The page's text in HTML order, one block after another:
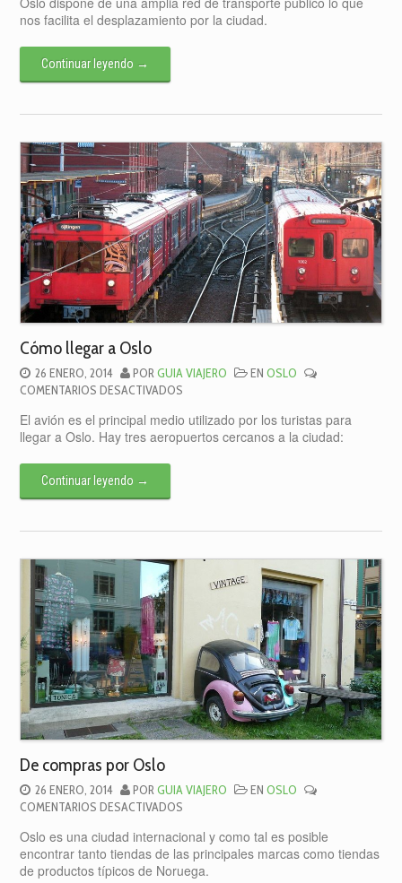
EN
OSLO
nos facilita el desplazamiento por la ciudad.
Continuar leyendo →
Cómo llegar a Oslo
26 ENERO, 2014 PORGUIA VIAJERO ENOSLO
COMENTARIOS DESACTIVADOS
LLEGAR
A
El avión es el principal medio utilizado por los turistas para
llegar a Oslo. Hay tres aeropuertos cercanos a la ciudad:
Continuar leyendo →
De compras por Oslo
26 ENERO, 2014 PORGUIA VIAJERO ENOSLO
COMENTARIOS DESACTIVADOS
COMPRAS
POR
OSLO
Oslo es una ciudad internacional y como tal es posible
encontrar tanto tiendas de las principales marcas como tiendas
de productos típicos de Noruega.